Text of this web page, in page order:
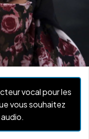
vocal pour les
vous souhaitez